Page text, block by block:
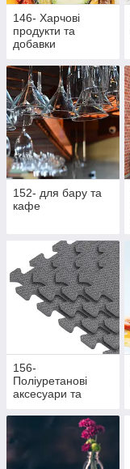
146- Харчові
продукти та
добавки
152- для бару та
кафе
156-
Поліуретанові
аксесуари та